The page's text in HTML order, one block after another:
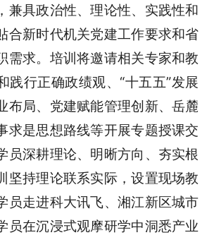
兼具政治性、理论性、实践性和
合新时代机关党建工作要求和省
需求。培训将邀请相关专家和教
践行正确政绩观、“十五五”发展
布局、党建赋能管理创新、岳麓
求是思想路线等开展专题授课交
员深耕理论、明晰方向、夯实根
坚持理论联系实际，设置现场教
员走进科大讯飞、湘江新区城市
员在沉浸式观摩研学中洞悉产业